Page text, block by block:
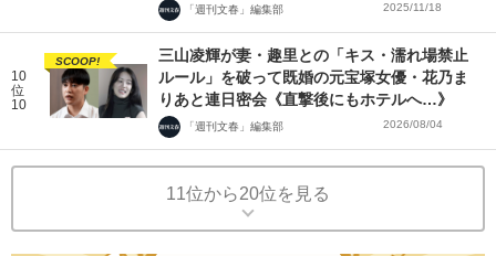
「週刊文春」編集部 2025/11/18
10
位
10
SCOOP!
三山凌輝が妻・趣里との「キス・濡れ場禁止
ルール」を破って既婚の元宝塚女優・花乃ま
りあと連日密会《直撃後にもホテルへ…》
「週刊文春」編集部 2026/08/04
11位から20位を見る